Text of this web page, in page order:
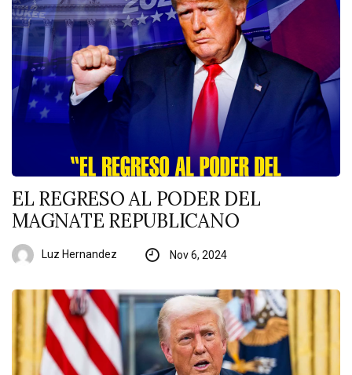
EL REGRESO AL PODER DEL
MAGNATE REPUBLICANO
Luz Hernandez Nov 6, 2024